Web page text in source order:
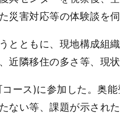
災害対応等の体験談を伺
ともに、現地構成組
隣移住の多さ等、現
ース)に参加した。奥
ない等、課題が示され